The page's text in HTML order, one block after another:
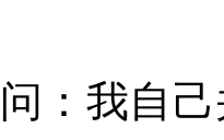
问 ： 我自